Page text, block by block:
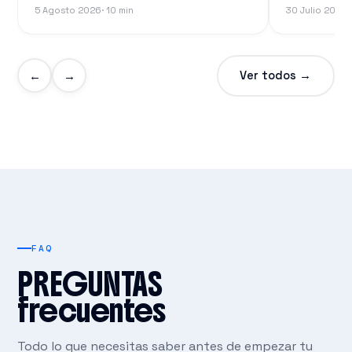
5 Agosto 2026· 10 min 30 Julio 2026
← → Ver todos →
FAQ
PREGUNTAS
frecuentes
Todo lo que necesitas saber antes de empezar tu